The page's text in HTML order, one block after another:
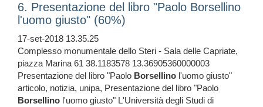
6. Presentazione del libro "Paolo Borsellino
l'uomo giusto" (60%)
17-set-2018 13.35.25
Complesso monumentale dello Steri - Sala delle Capriate,
piazza Marina 61 38.1183578 13.36905360000003
Presentazione del libro "Paolo Borsellino l'uomo giusto"
articolo, notizia, unipa, Presentazione del libro "Paolo
Borsellino l'uomo giusto" L'Università degli Studi di